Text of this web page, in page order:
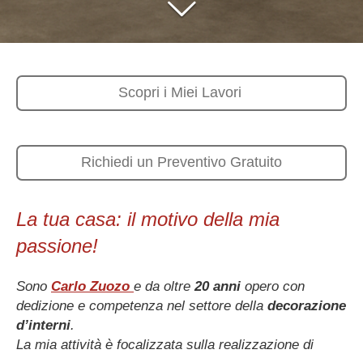
Scopri i Miei Lavori
Richiedi un Preventivo Gratuito
La tua casa: il motivo della mia
passione!
Sono Carlo Zuozo e da oltre20 anni opero con
dedizione e competenza nel settore della decorazione
d’interni.
La mia attività è focalizzata sulla realizzazione di